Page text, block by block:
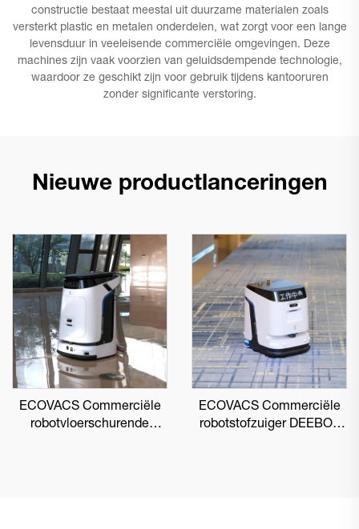
constructie bestaat meestal uit duurzame materialen zoals
versterkt plastic en metalen onderdelen, wat zorgt voor een lange
levensduur in veeleisende commerciële omgevingen. Deze
machines zijn vaak voorzien van geluidsdempende technologie,
waardoor ze geschikt zijn voor gebruik tijdens kantooruren
zonder significante verstoring.
Nieuwe productlanceringen
ECOVACS Commerciële
robotvloerschurende
ECOVACS Commerciële
robotstofzuiger DEEBOT